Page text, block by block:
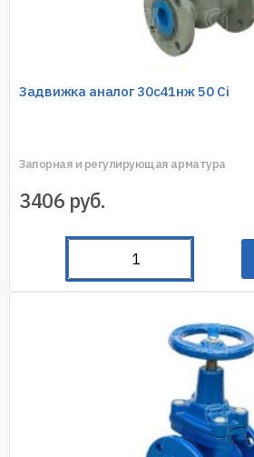
Задвижка аналог 30с41нж 50 Ci
Запорная и регулирующая арматура
3406 руб.